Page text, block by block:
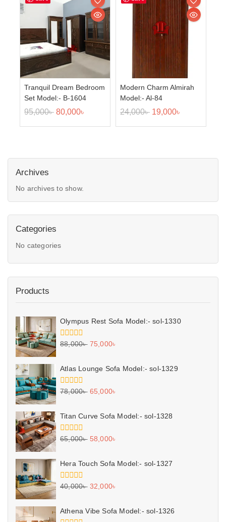
Tranquil Dream Bedroom
Set Model:- B-1604
95,000৳ 80,000৳
Modern Charm Almirah
Model:- Al-84
24,000৳ 19,000৳
Archives
No archives to show.
Categories
No categories
Products
Olympus Rest Sofa Model:- sol-1330
0
5
88,000৳ 75,000৳
Atlas Lounge Sofa Model:- sol-1329
0
5
78,000৳ 65,000৳
Titan Curve Sofa Model:- sol-1328
0
5
65,000৳ 58,000৳
Hera Touch Sofa Model:- sol-1327
0
5
40,000৳ 32,000৳
Athena Vibe Sofa Model:- sol-1326